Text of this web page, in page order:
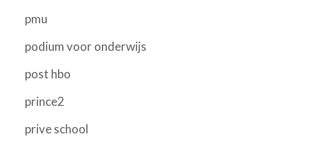
pmu
podium voor onderwijs
post hbo
prince2
prive school